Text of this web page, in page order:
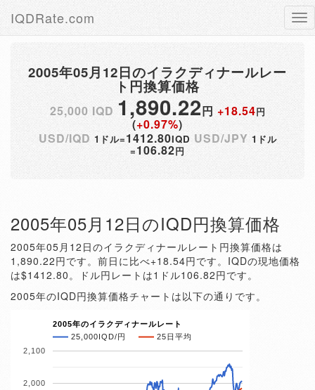
IQDRate.com
2005年05月12日のイラクディナールレー
ト円換算価格
25,000 IQD 1,890.22円 +18.54円
(+0.97%)
USD/IQD 1ドル=1412.80IQD USD/JPY 1ドル
=106.82円
2005年05月12日のIQD円換算価格
2005年05月12日のイラクディナールレート円換算価格は
1,890.22円です。前日に比べ+18.54円です。IQDの現地価格
は$1412.80。ドル円レートは1ドル106.82円です。
2005年のIQD円換算価格チャートは以下の通りです。
2005年のイラクディナールレート
25,000IQD/円
25日平均
2,000
2,100